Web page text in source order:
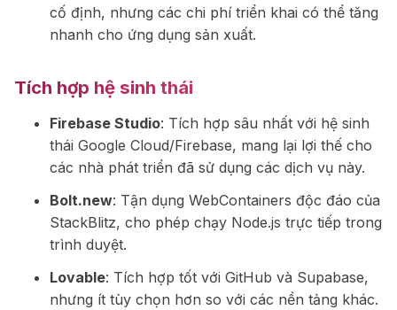
cố định, nhưng các chi phí triển khai có thể tăng
nhanh cho ứng dụng sản xuất.
Tích hợp hệ sinh thái
Firebase Studio: Tích hợp sâu nhất với hệ sinh
thái Google Cloud/Firebase, mang lại lợi thế cho
các nhà phát triển đã sử dụng các dịch vụ này.
Bolt.new: Tận dụng WebContainers độc đáo của
StackBlitz, cho phép chạy Node.js trực tiếp trong
trình duyệt.
Lovable: Tích hợp tốt với GitHub và Supabase,
nhưng ít tùy chọn hơn so với các nền tảng khác.